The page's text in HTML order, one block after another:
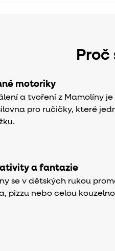
Proč
motoriky
a tvoření z Mamolíny
pro ručičky, které
a fantazie
se v dětských rukou
pizzu nebo celou